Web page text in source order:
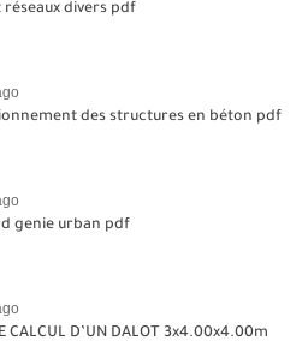
réseaux divers pdf
des structures en béton pdf
genie urban pdf
CALCUL D’UN DALOT 3x4.00x4.00m